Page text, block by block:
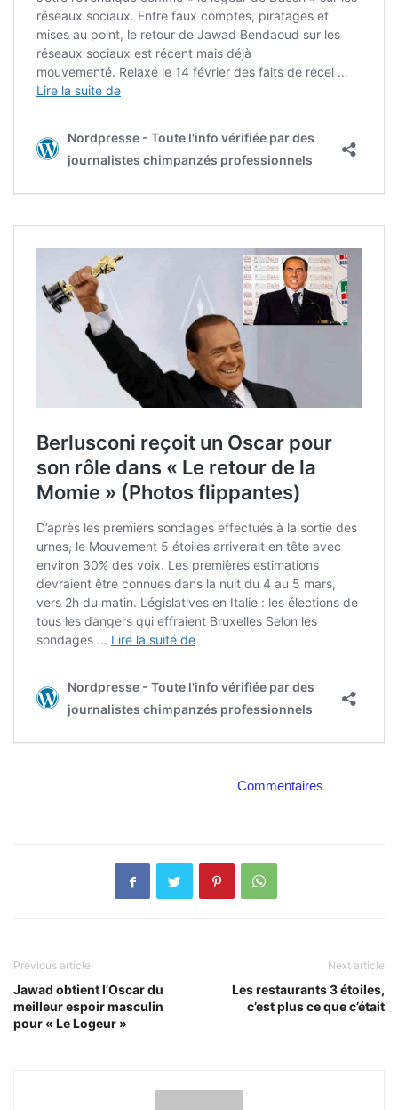
Commentaires
Previous article
Jawad obtient l’Oscar du
meilleur espoir masculin
pour « Le Logeur »
Next article
Les restaurants 3 étoiles,
c’est plus ce que c’était